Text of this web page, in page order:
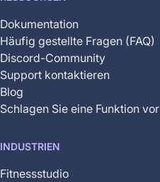
Dokumentation
Häufig gestellte Fragen (FAQ)
Discord-Community
Support kontaktieren
Blog
Schlagen Sie eine Funktion vor
INDUSTRIEN
Fitnessstudio